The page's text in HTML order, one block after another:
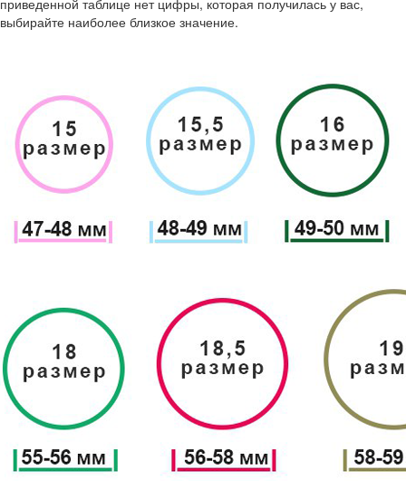
приведенной таблице нет цифры, которая получилась у вас,
выбирайте наиболее близкое значение.